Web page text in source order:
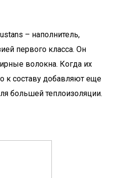
– наполнитель,
первого класса. Он
волокна. Когда их
к составу добавляют еще
большей теплоизоляции.